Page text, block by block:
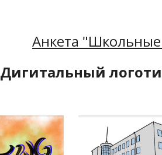
Анкета
Дигитальный